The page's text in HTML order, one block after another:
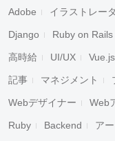
Adobe イラストレー
Django Ruby on Rails
高時給 UI/UX Vue.js
記事 マネジメント
Webデザイナー Web
Ruby Backend ア